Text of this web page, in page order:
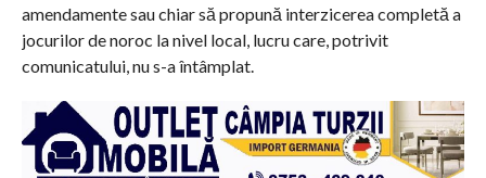
amendamente sau chiar să propună interzicerea completă a
jocurilor de noroc la nivel local, lucru care, potrivit
comunicatului, nu s-a întâmplat.